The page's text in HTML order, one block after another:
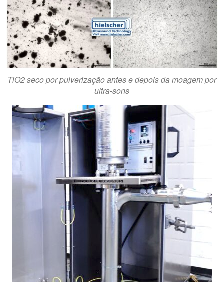
TiO2 seco por pulverização antes e depois da moagem por
ultra-sons